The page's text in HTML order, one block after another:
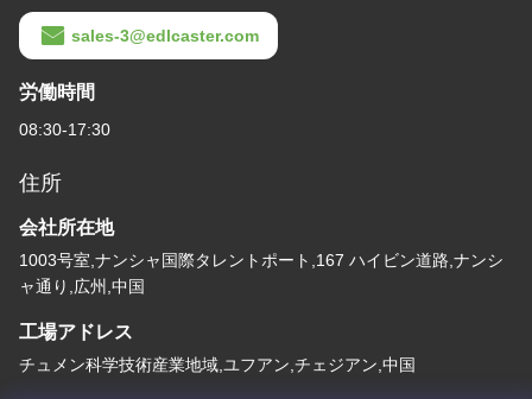
sales-3@edlcaster.com
労働時間
08:30-17:30
住所
会社所在地
1003号室,ナンシャ国際タレントポート,167 ハイビン道路,ナンシ
ャ通り,広州,中国
工場アドレス
チュメン科学技術産業地域,ユフアン,チェジアン,中国